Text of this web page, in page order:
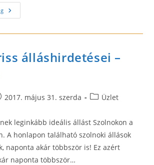
Cseh
Kristály
Nemesacélból
álláshirdetései –
2017. május 31. szerda
PostÜzlet
leginkább ideális állást Szolnokon a
A honlapon található szolnoki állások
naponta akár többször is! Ez azért
naponta többször…